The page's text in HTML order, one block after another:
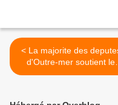
< La majorite des deputes
d'Outre-mer soutient le
programme d'economies